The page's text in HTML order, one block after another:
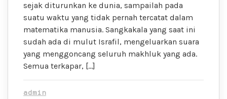
sejak diturunkan ke dunia, sampailah pada
suatu waktu yang tidak pernah tercatat dalam
matematika manusia. Sangkakala yang saat ini
sudah ada di mulut Israfil, mengeluarkan suara
yang menggoncang seluruh makhluk yang ada.
Semua terkapar, […]
admin